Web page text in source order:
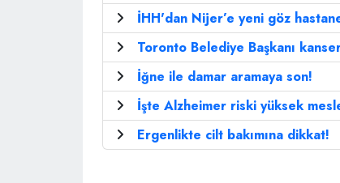
İHH'dan Nijer’e yeni göz
Toronto Belediye Başkanı
İğne ile damar aramaya son!
İşte Alzheimer riski yüksek
Ergenlikte cilt bakımına dikkat!